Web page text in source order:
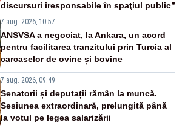
discursuri iresponsabile în spaţiul public”
7 aug. 2026, 10:57
ANSVSA a negociat, la Ankara, un acord
pentru facilitarea tranzitului prin Turcia al
carcaselor de ovine și bovine
7 aug. 2026, 09:49
Senatorii și deputații rămân la muncă.
Sesiunea extraordinară, prelungită până
la votul pe legea salarizării